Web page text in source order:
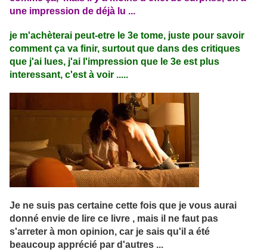
une impression de déjà lu ...
je m'achèterai peut-etre le 3e tome, juste pour savoir
comment ça va finir, surtout que dans des critiques
que j'ai lues, j'ai l'impression que le 3e est plus
interessant, c'est à voir .....
Je ne suis pas certaine cette fois que je vous aurai
donné envie de lire ce livre , mais il ne faut pas
s'arreter à mon opinion, car je sais qu'il a été
beaucoup apprécié par d'autres ...